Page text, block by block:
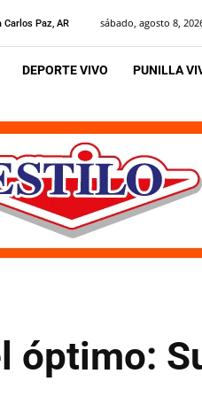
Carlos Paz, AR sábado, agosto 8,
DEPORTE VIVO PUNILLA
óptimo: